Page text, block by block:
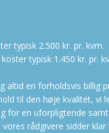
typisk 2.500 kr. pr. kvm.
typisk 1.450 kr. pr.
altid en forholdsvis billig
til den høje kvalitet, vi
for en uforpligtende
rådgivere sidder klar